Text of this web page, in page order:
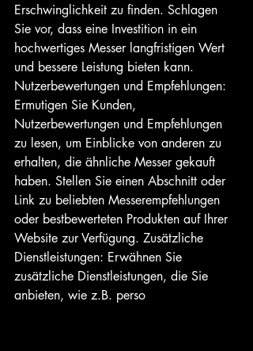
Erschwinglichkeit zu finden. Schlagen
Sie vor, dass eine Investition in ein
hochwertiges Messer langfristigen Wert
und bessere Leistung bieten kann.
Nutzerbewertungen und Empfehlungen:
Ermutigen Sie Kunden,
Nutzerbewertungen und Empfehlungen
zu lesen, um Einblicke von anderen zu
erhalten, die ähnliche Messer gekauft
haben. Stellen Sie einen Abschnitt oder
Link zu beliebten Messerempfehlungen
oder bestbewerteten Produkten auf Ihrer
Website zur Verfügung. Zusätzliche
Dienstleistungen: Erwähnen Sie
zusätzliche Dienstleistungen, die Sie
anbieten, wie z.B. perso